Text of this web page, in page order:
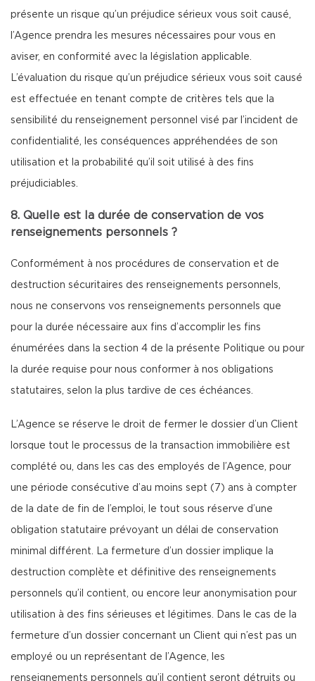
présente un risque qu’un préjudice sérieux vous soit causé,
l’Agence prendra les mesures nécessaires pour vous en
aviser, en conformité avec la législation applicable.
L’évaluation du risque qu’un préjudice sérieux vous soit causé
est effectuée en tenant compte de critères tels que la
sensibilité du renseignement personnel visé par l’incident de
confidentialité, les conséquences appréhendées de son
utilisation et la probabilité qu’il soit utilisé à des fins
préjudiciables.
8. Quelle est la durée de conservation de vos
renseignements personnels ?
Conformément à nos procédures de conservation et de
destruction sécuritaires des renseignements personnels,
nous ne conservons vos renseignements personnels que
pour la durée nécessaire aux fins d’accomplir les fins
énumérées dans la section 4 de la présente Politique ou pour
la durée requise pour nous conformer à nos obligations
statutaires, selon la plus tardive de ces échéances.
L’Agence se réserve le droit de fermer le dossier d’un Client
lorsque tout le processus de la transaction immobilière est
complété ou, dans les cas des employés de l’Agence, pour
une période consécutive d’au moins sept (7) ans à compter
de la date de fin de l’emploi, le tout sous réserve d’une
obligation statutaire prévoyant un délai de conservation
minimal différent. La fermeture d’un dossier implique la
destruction complète et définitive des renseignements
personnels qu’il contient, ou encore leur anonymisation pour
utilisation à des fins sérieuses et légitimes. Dans le cas de la
fermeture d’un dossier concernant un Client qui n’est pas un
employé ou un représentant de l’Agence, les
renseignements personnels qu’il contient seront détruits ou